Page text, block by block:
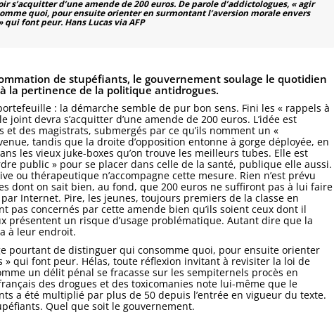
d’une amende de 200 euros. De parole d’addictologues, « agir
quoi, pour ensuite orienter en surmontant l’aversion morale envers
qui font peur. Hans Lucas via AFP
de stupéfiants, le gouvernement soulage le quotidien
la pertinence de la politique antidrogues.
: la démarche semble de pur bon sens. Fini les « rappels à
devra s’acquitter d’une amende de 200 euros. L’idée est
et des magistrats, submergés par ce qu’ils nomment un «
tandis que la droite d’opposition entonne à gorge déployée, en
les vieux juke-boxes qu’on trouve les meilleurs tubes. Elle est
public » pour se placer dans celle de la santé, publique elle aussi.
ou thérapeutique n’accompagne cette mesure. Rien n’est prévu
dont on sait bien, au fond, que 200 euros ne suffiront pas à lui faire
Internet. Pire, les jeunes, toujours premiers de la classe en
pas concernés par cette amende bien qu’ils soient ceux dont il
présentent un risque d’usage problématique. Autant dire que la
à leur endroit.
pourtant de distinguer qui consomme quoi, pour ensuite orienter
» qui font peur. Hélas, toute réflexion invitant à revisiter la loi de
un délit pénal se fracasse sur les sempiternels procès en
des drogues et des toxicomanies note lui-même que le
a été multiplié par plus de 50 depuis l’entrée en vigueur du texte.
Quel que soit le gouvernement.